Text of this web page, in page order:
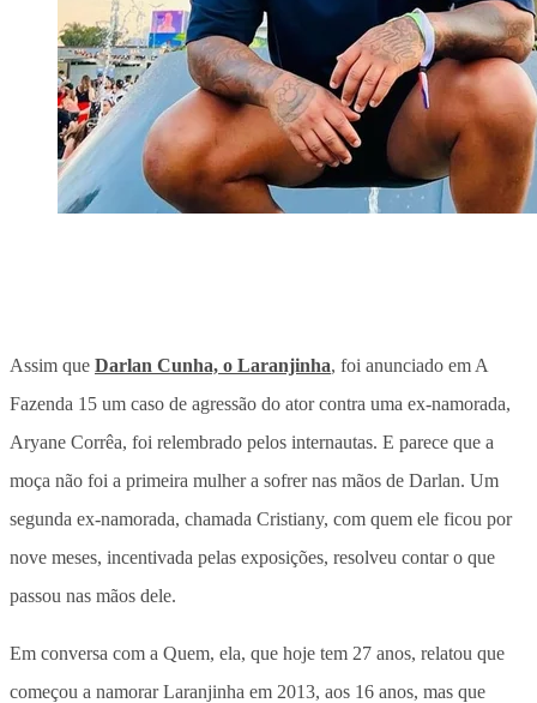
Assim que Darlan Cunha, o Laranjinha, foi anunciado em A
Fazenda 15 um caso de agressão do ator contra uma ex-namorada,
Aryane Corrêa, foi relembrado pelos internautas. E parece que a
moça não foi a primeira mulher a sofrer nas mãos de Darlan. Um
segunda ex-namorada, chamada Cristiany, com quem ele ficou por
nove meses, incentivada pelas exposições, resolveu contar o que
passou nas mãos dele.
Em conversa com a Quem, ela, que hoje tem 27 anos, relatou que
começou a namorar Laranjinha em 2013, aos 16 anos, mas que